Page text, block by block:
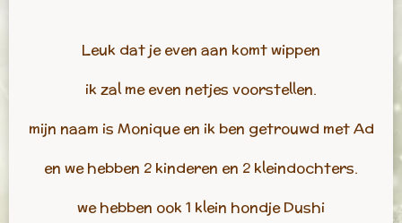
Leuk dat je even aan komt wippen
ik zal me even netjes voorstellen.
mijn naam is Monique en ik ben getrouwd met Ad
en we hebben 2 kinderen en 2 kleindochters.
we hebben ook 1 klein hondje Dushi